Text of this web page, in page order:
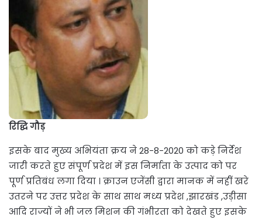
रिद्धि गौड़
इसके बाद मुख्य अभियंता क्रय ने 28-8-2020 को कड़े निर्देश
जारी करते हुए संपूर्ण प्रदेश में इस निर्माता के उत्पाद को पर
पूर्ण प्रतिबंध लगा दिया । क्राउन एजेंसी द्वारा मानक में नहीं खरे
उतरने पर उत्तर प्रदेश के साथ साथ मध्य प्रदेश ,झारखंड ,उड़ीसा
आदि राज्यों ने भी जल मिशन की गंभीरता को देखते हुए इसके